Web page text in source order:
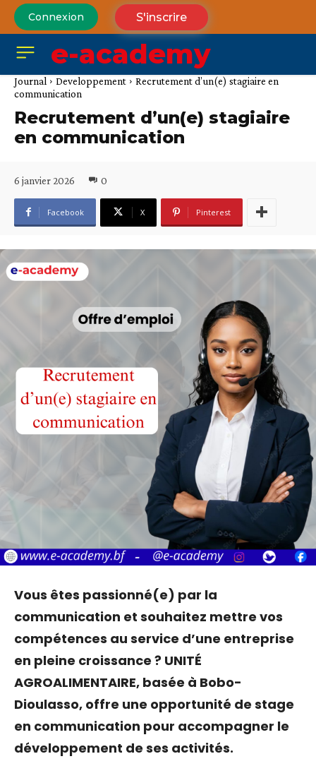
Connexion S'inscrire
e-academy
Journal Developpement
Recrutement d’un(e) stagiaire en
communication
Recrutement d’un(e) stagiaire
en communication
6 janvier 2026 0
Facebook X Pinterest
Vous êtes passionné(e) par la
communication et souhaitez mettre vos
compétences au service d’une entreprise
en pleine croissance ? UNITÉ
AGROALIMENTAIRE, basée à Bobo-
Dioulasso, offre une opportunité de stage
en communication pour accompagner le
développement de ses activités.